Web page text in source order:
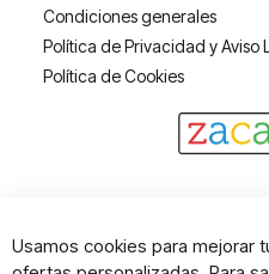
Condiciones generales
Política de Privacidad y Aviso
Política de Cookies
Usamos cookies para mejorar